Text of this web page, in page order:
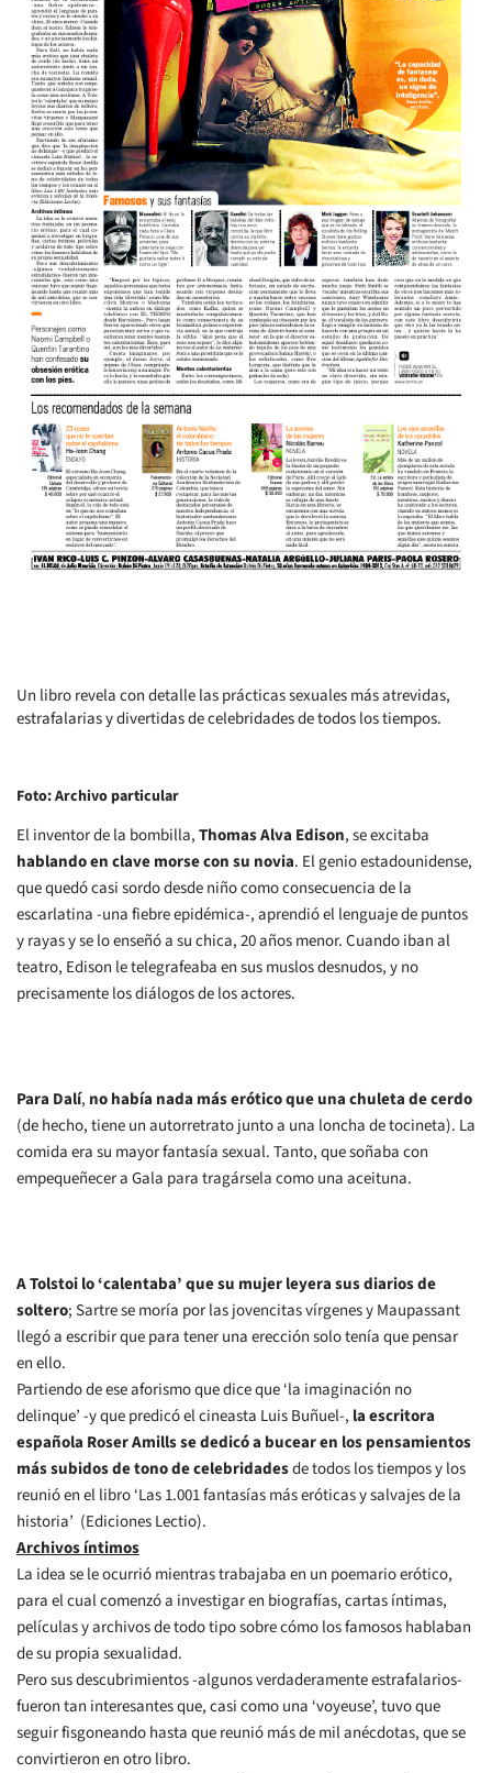
Un libro revela con detalle las prácticas sexuales más atrevidas,
estrafalarias y divertidas de celebridades de todos los tiempos.
Foto: Archivo particular
El inventor de la bombilla,Thomas Alva Edison, se excitaba
hablando en clave morse con su novia. El genio estadounidense,
que quedó casi sordo desde niño como consecuencia de la
escarlatina -una fiebre epidémica-, aprendió el lenguaje de puntos
y rayas y se lo enseñó a su chica, 20 años menor. Cuando iban al
teatro, Edison le telegrafeaba en sus muslos desnudos, y no
precisamente los diálogos de los actores.
Para Dalí, no había nada más erótico que una chuleta de cerdo
(de hecho, tiene un autorretrato junto a una loncha de tocineta). La
comida era su mayor fantasía sexual. Tanto, que soñaba con
empequeñecer a Gala para tragársela como una aceituna.
A Tolstoi lo ‘calentaba’ que su mujer leyera sus diarios de
soltero; Sartre se moría por las jovencitas vírgenes y Maupassant
llegó a escribir que para tener una erección solo tenía que pensar
en ello.
Partiendo de ese aforismo que dice que ‘la imaginación no
delinque’ -y que predicó el cineasta Luis Buñuel-, la escritora
española Roser Amills se dedicó a bucear en los pensamientos
más subidos de tono de celebridadesde todos los tiempos y los
reunió en el libro ‘Las 1.001 fantasías más eróticas y salvajes de la
historia’ (Ediciones Lectio).
Archivos íntimos
La idea se le ocurrió mientras trabajaba en un poemario erótico,
para el cual comenzó a investigar en biografías, cartas íntimas,
películas y archivos de todo tipo sobre cómo los famosos hablaban
de su propia sexualidad.
Pero sus descubrimientos -algunos verdaderamente estrafalarios-
fueron tan interesantes que, casi como una ‘voyeuse’, tuvo que
seguir fisgoneando hasta que reunió más de mil anécdotas, que se
convirtieron en otro libro.